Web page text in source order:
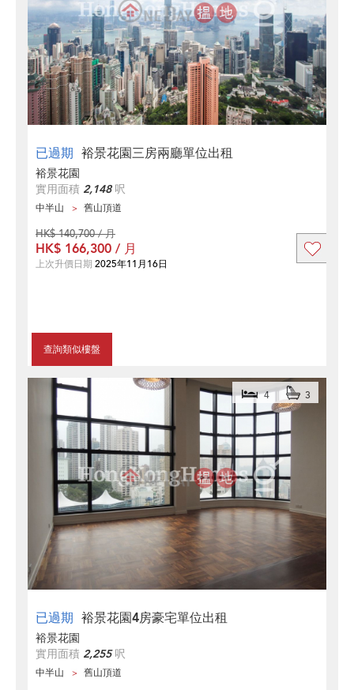
已過期 裕景花園三房兩廳單位出租
裕景花園
實用面積 2,148呎
中半山 舊山頂道
查詢類似樓盤
HK$ 140,700 / 月
HK$ 166,300 / 月
上次升價日期 2025年11月16日
已過期 裕景花園4房豪宅單位出租
4 3
裕景花園
實用面積 2,255呎
中半山 舊山頂道